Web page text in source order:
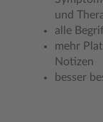
und
alle
mehr
Notizen
besser